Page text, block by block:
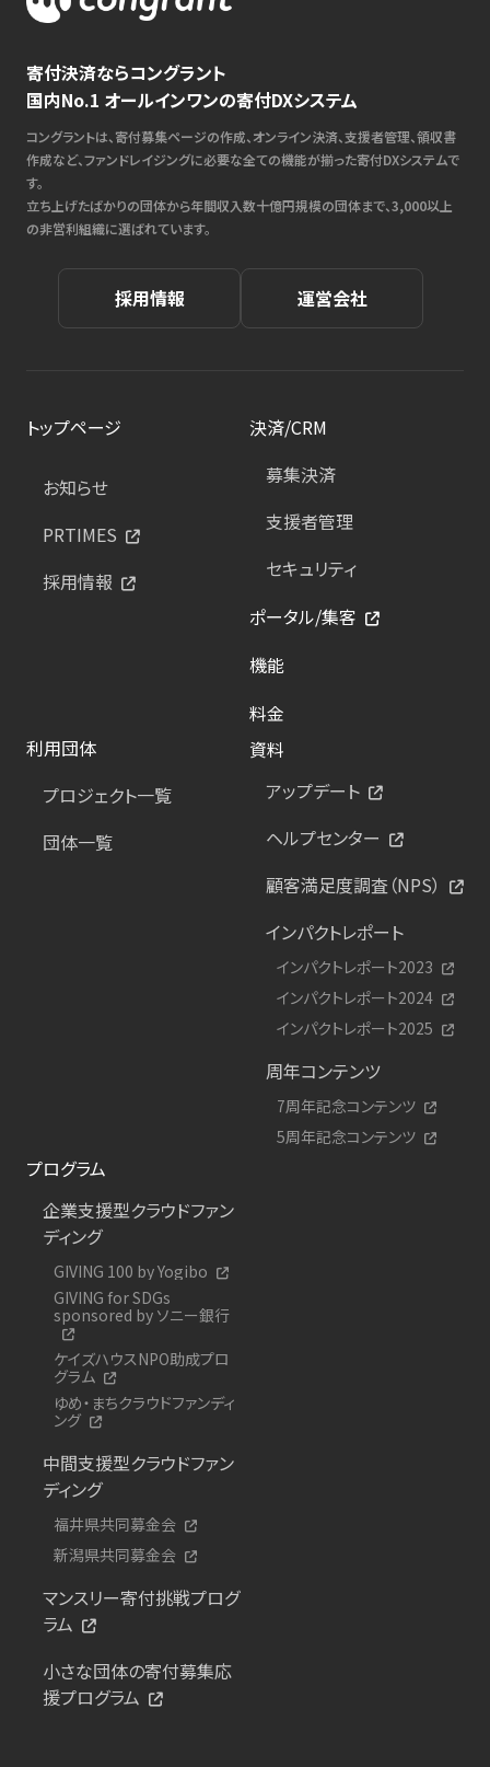
寄付決済ならコングラント
国内No.1 オールインワンの寄付DXシステム
コングラントは、寄付募集ページの作成、オンライン決済、支援者管理、領収書
作成など、ファンドレイジングに必要な全ての機能が揃った寄付DXシステムで
す。
立ち上げたばかりの団体から年間収入数十億円規模の団体まで、3,000以上
の非営利組織に選ばれています。
採用情報 運営会社
トップページ
お知らせ
PRTIMES
採用情報
決済/CRM
募集決済
支援者管理
セキュリティ
ポータル/集客
機能
料金
利用団体
プロジェクト一覧
団体一覧
資料
アップデート
ヘルプセンター
顧客満足度調査（NPS）
インパクトレポート
インパクトレポート2023
インパクトレポート2024
インパクトレポート2025
周年コンテンツ
7周年記念コンテンツ
5周年記念コンテンツ
プログラム
企業支援型クラウドファン
ディング
GIVING 100 by Yogibo
GIVING for SDGs
sponsored by ソニー銀行
ケイズハウスNPO助成プロ
グラム
ゆめ・まちクラウドファンディ
ング
中間支援型クラウドファン
ディング
福井県共同募金会
新潟県共同募金会
マンスリー寄付挑戦プログ
ラム
小さな団体の寄付募集応
援プログラム